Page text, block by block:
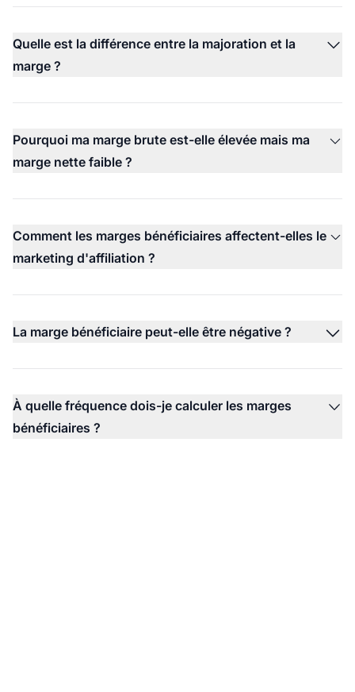
Quelle est la différence entre la majoration et la
marge ?
Pourquoi ma marge brute est-elle élevée mais ma
marge nette faible ?
Comment les marges bénéficiaires affectent-elles le
marketing d'affiliation ?
La marge bénéficiaire peut-elle être négative ?
À quelle fréquence dois-je calculer les marges
bénéficiaires ?